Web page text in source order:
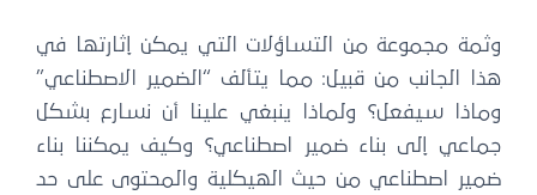
وثمة مجموعة من التساؤلات التي يمكن إثارتها في
هذا الجانب من قبيل: مما يتألف “الضمير الاصطناعي”
وماذا سيفعل؟ ولماذا ينبغي علينا أن نسارع بشكل
جماعي إلى بناء ضمير اصطناعي؟ وكيف يمكننا بناء
ضمير اصطناعي من حيث الهيكلية والمحتوى على حد